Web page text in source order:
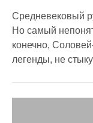
Средневековый
Но самый
конечно,
легенды, не